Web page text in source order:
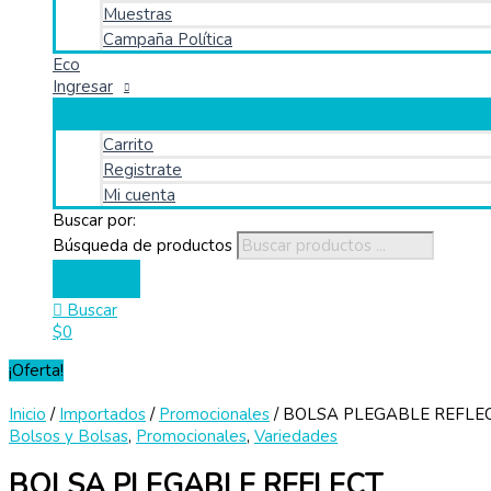
Muestras
Campaña Política
Eco
Ingresar
Carrito
Registrate
Mi cuenta
Buscar por:
Búsqueda de productos
Buscar
$0
¡Oferta!
Inicio / Importados/ Promocionales/ BOLSA PLEGABLE
Bolsos y Bolsas, Promocionales, Variedades